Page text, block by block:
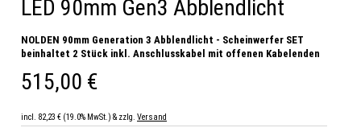
LED 90mm Gen3 Abblendlicht
NOLDEN 90mm Generation 3 Abblendlicht - Scheinwerfer SET
beinhaltet 2 Stück inkl. Anschlusskabel mit offenen Kabelenden
515,00 €
incl. 82,23 € (19.0% MwSt.) & zzlg. Versand